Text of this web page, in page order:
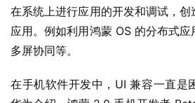
安
卓
果
在系统上进行应用的开发和调试，
应用。例如利用鸿蒙 OS 的分布式
多屏协同等。
在手机软件开发中，UI 兼容一直是